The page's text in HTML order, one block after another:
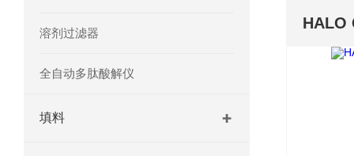
溶剂过滤器
全自动多肽酸解仪
填料
HALO